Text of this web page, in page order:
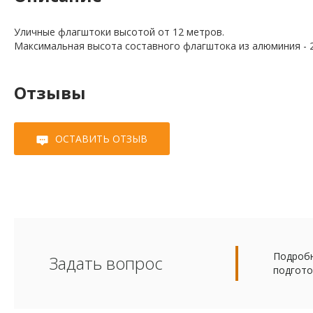
Уличные флагштоки высотой от 12 метров.
Максимальная высота составного флагштока из алюминия -
Отзывы
ОСТАВИТЬ ОТЗЫВ
Задать вопрос